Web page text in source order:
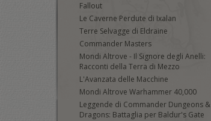
Fallout
Le Caverne Perdute di Ixalan
Terre Selvagge di Eldraine
Commander Masters
Mondi Altrove - Il Signore degli Anelli:
Racconti della Terra di Mezzo
L'Avanzata delle Macchine
Mondi Altrove Warhammer 40,000
Leggende di Commander Dungeons &
Dragons: Battaglia per Baldur's Gate